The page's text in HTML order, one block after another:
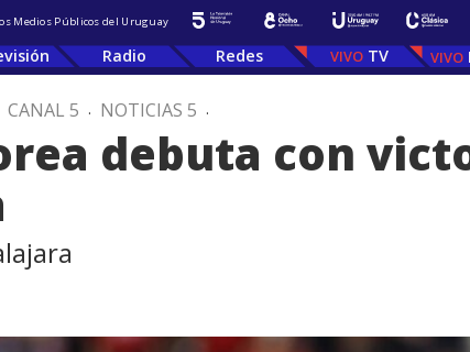
Medios Públicos del Uruguay
Radio Redes TV
CANAL 5 . NOTICIAS 5 .
debuta con